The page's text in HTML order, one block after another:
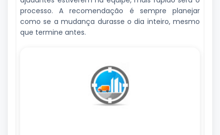
processo. A recomendação é sempre planejar
como se a mudança durasse o dia inteiro, mesmo
que termine antes.